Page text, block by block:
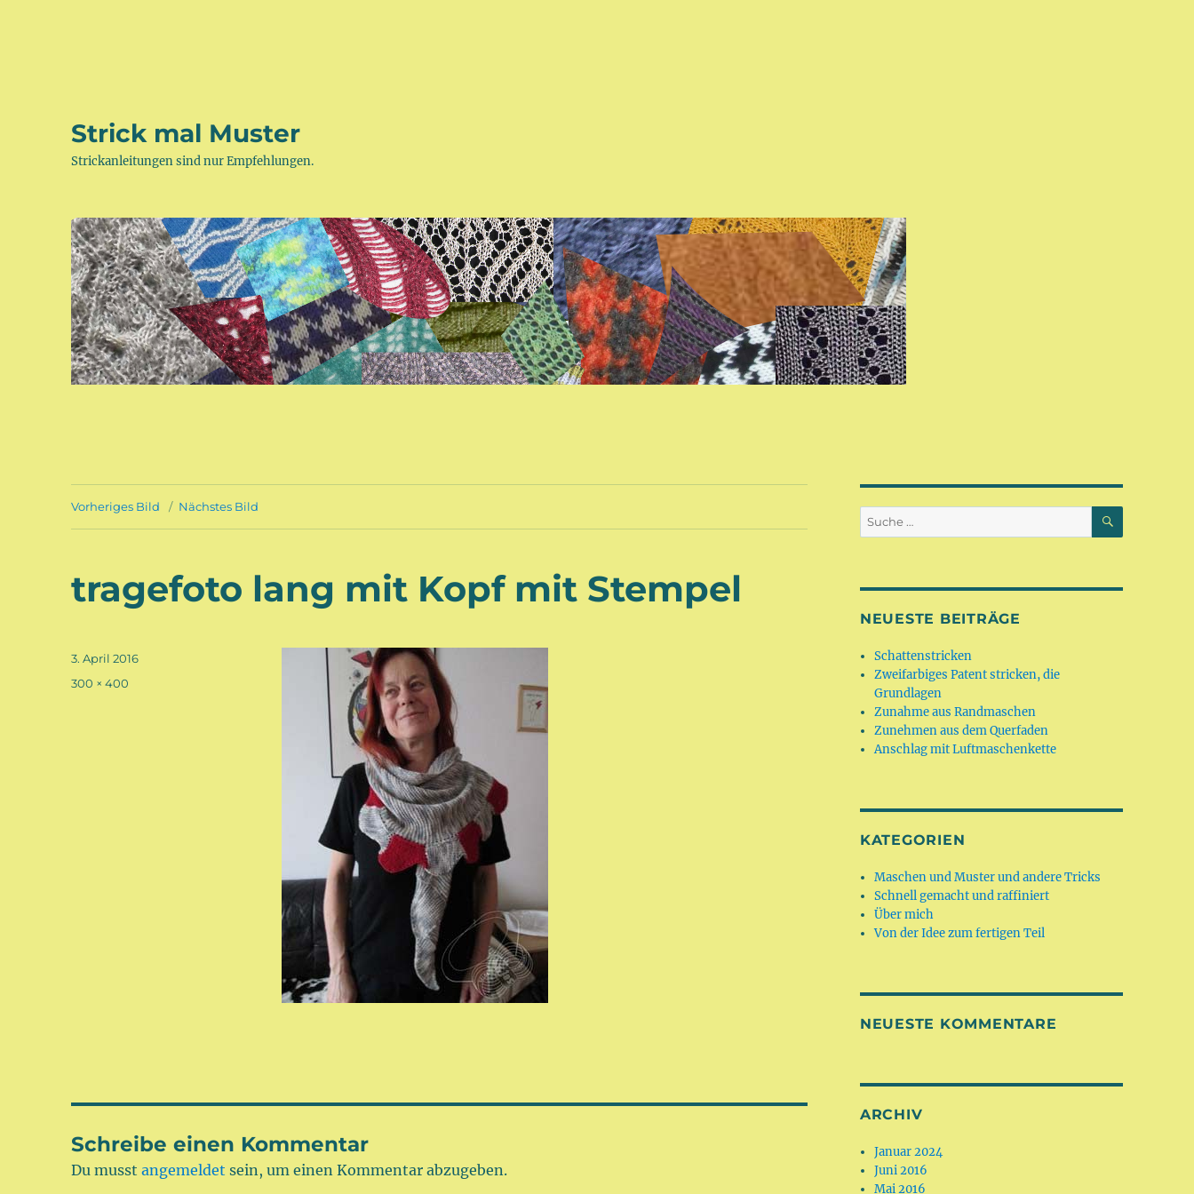
Strick mal Muster
Strickanleitungen sind nur Empfehlungen.
Vorheriges Bild Nächstes Bild
tragefoto lang mit Kopf mit Stempel
Veröffentlicht
am
3. April 2016
Volle
300 × 400
Schreibe einen Kommentar
Du musstangemeldet sein, um einen Kommentar abzugeben.
Suche
nach:
SUCHEN
NEUESTE BEITRÄGE
Schattenstricken
Zweifarbiges Patent stricken, die
Grundlagen
Zunahme aus Randmaschen
Zunehmen aus dem Querfaden
Anschlag mit Luftmaschenkette
KATEGORIEN
Maschen und Muster und andere Tricks
Schnell gemacht und raffiniert
Über mich
Von der Idee zum fertigen Teil
NEUESTE KOMMENTARE
ARCHIV
Januar 2024
Juni 2016
Mai 2016